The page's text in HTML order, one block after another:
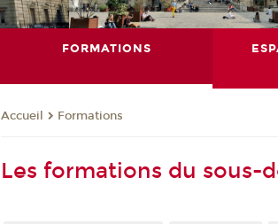
FORMATIONS
Accueil Formations
Les formations du sous-